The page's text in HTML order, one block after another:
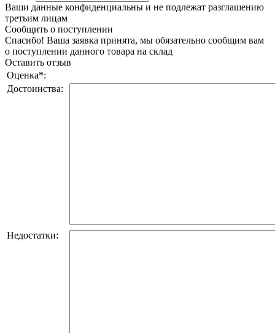
Ваши данные конфиденциальны и не подлежат разглашению
третьим лицам
Сообщить о поступлении
Спасибо! Ваша заявка принята, мы обязательно сообщим вам
о поступлении данного товара на склад
Оставить отзыв
Оценка*:
Достоинства:
Недостатки: